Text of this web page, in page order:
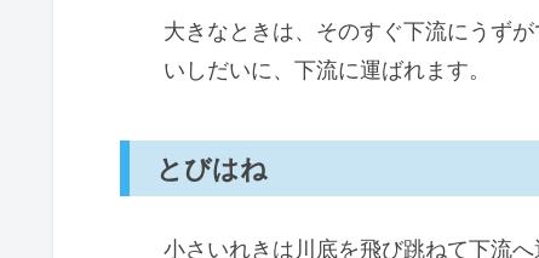
大きなときは、そのすぐ下流にうず
いしだいに、下流に運ばれます。
とびはね
小さいれきは川底を飛び跳ねて下流へ